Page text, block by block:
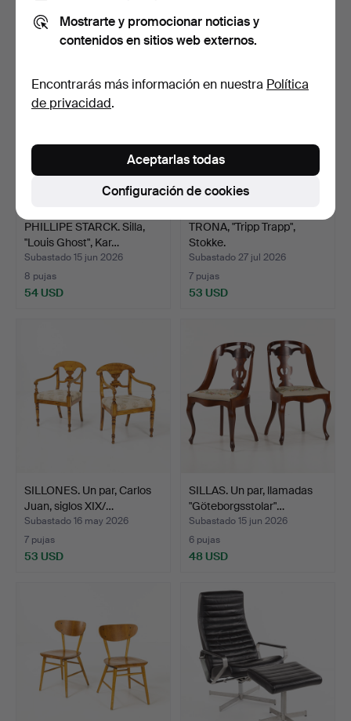
8 pujas
64 USD 58 USD
PHILLIPE STARCK. Silla,
"Louis Ghost", Kar…
Subastado 15 jun 2026
8 pujas
54 USD
TRONA, "Tripp Trapp",
Stokke.
Subastado 27 jul 2026
7 pujas
53 USD
SILLONES. Un par, Carlos
Juan, siglos XIX/…
Subastado 16 may 2026
7 pujas
53 USD
SILLAS. Un par, llamadas
"Göteborgsstolar"…
Subastado 15 jun 2026
6 pujas
48 USD
Mostrarte y promocionar noticias y
contenidos en sitios web externos.
Encontrarás más información en nuestra Política
de privacidad.
Configuración de cookies
Aceptarlas todas